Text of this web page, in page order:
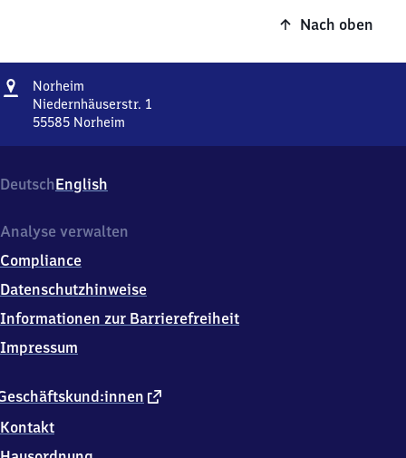
Nach oben
Adresse
Norheim
Niedernhäuserstr. 1
55585 Norheim
1,
5
5
5
Norheim
DeutschEnglish
externer
Kontakt
Analyse verwalten
Compliance
Datenschutzhinweise
Informationen zur Barrierefreiheit
Impressum